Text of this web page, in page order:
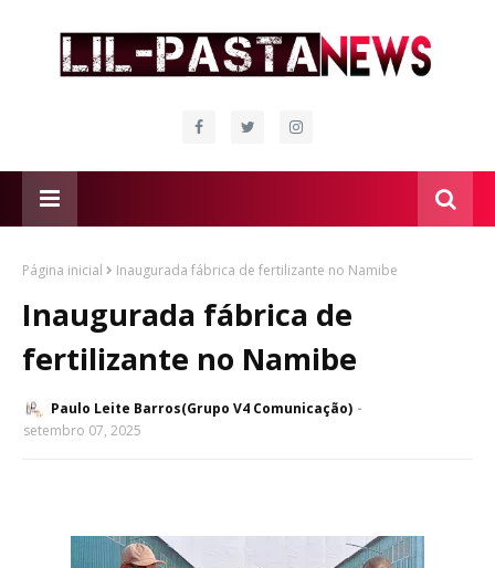
Página inicial Inaugurada fábrica de fertilizante no Namibe
Inaugurada fábrica de
fertilizante no Namibe
Paulo Leite Barros(Grupo V4 Comunicação)
setembro 07, 2025